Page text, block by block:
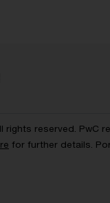
rights reserved. PwC
for further details.